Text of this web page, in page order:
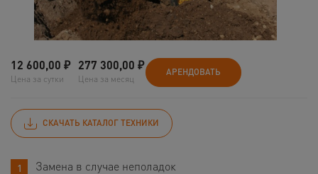
12 600,00 ₽
Цена за сутки
277 300,00 ₽
Цена за месяц
АРЕНДОВАТЬ
СКАЧАТЬ КАТАЛОГ ТЕХНИКИ
Замена в случае неполадок